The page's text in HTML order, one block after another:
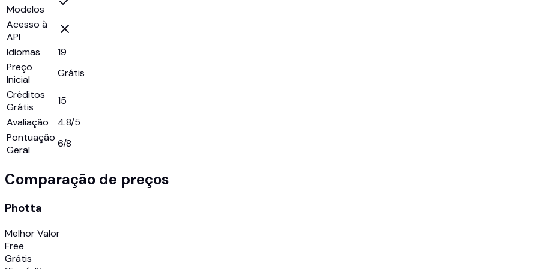
Modelos
Acesso à
API
Idiomas
19
Preço
Inicial
Grátis
Créditos
Grátis
15
Avaliação
4.8/5
Pontuação
Geral
6/8
Comparação de preços
Photta
Melhor Valor
Free
Grátis